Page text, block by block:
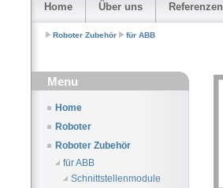
Home Über uns Referenzen
Roboter Zubehör für ABB
Menu
Home
Roboter
Roboter Zubehör
für ABB
Schnittstellenmodule